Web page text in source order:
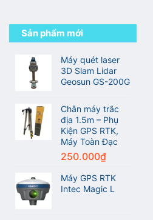
giới
trong
ngành
Technology
Partner
Excellence
2026
Leica
Geosystems
luận
ở
sánh
Meridian
Sản phẩm mới
Máy quét laser
3D Slam Lidar
Geosun GS-200G
Chân máy trắc
địa 1.5m – Phụ
Kiện GPS RTK,
Máy Toàn Đạc
250.000₫
Máy GPS RTK
Intec Magic L